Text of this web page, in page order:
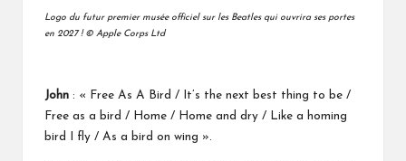
Logo du futur premier musée officiel sur les Beatles qui ouvrira ses portes
en 2027! © Apple Corps Ltd
John : « Free As A Bird / It’s the next best thing to be /
Free as a bird / Home / Home and dry / Like a homing
bird I fly / As a bird on wing ».